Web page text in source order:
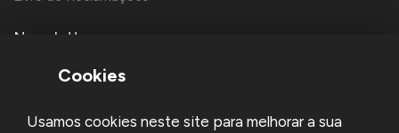
Newsletter
Cookies
Usamos cookies neste site para melhorar a sua